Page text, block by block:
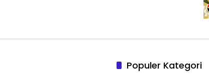
Populer Kategori